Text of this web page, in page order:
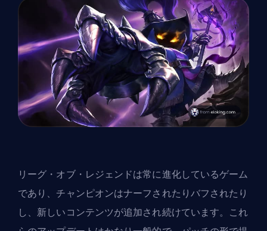
リーグ・オブ・レジェンドは常に進化しているゲーム
であり、チャンピオンはナーフされたりバフされたり
し、新しいコンテンツが追加され続けています。これ